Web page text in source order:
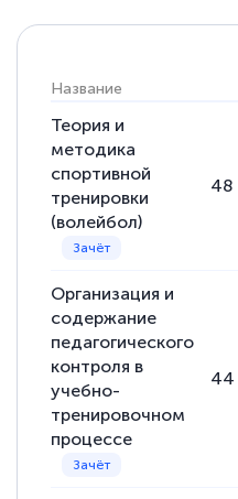
Название
Теория и
методика
спортивной
тренировки
(волейбол)
48
Организация и
содержание
педагогического
контроля в
учебно-
тренировочном
процессе
44